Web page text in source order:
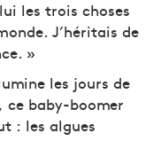
les trois choses
J’héritais de
»
les jours de
baby-boomer
: les algues